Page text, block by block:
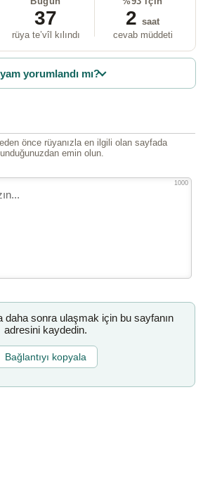
37
rüya te’vîl kılındı
2 saat
cevab müddeti
yorumlandı mı?
önce rüyanızla en ilgili olan sayfada
emin olun.
1000
daha sonra ulaşmak için bu sayfanın
adresini kaydedin.
Bağlantıyı kopyala